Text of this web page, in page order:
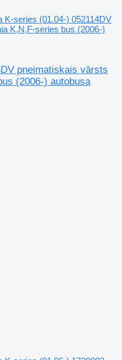
K-series (01.04-) 052114DV
K,N,F-series bus (2006-)
pneimatiskais vārsts
(2006-) autobusa